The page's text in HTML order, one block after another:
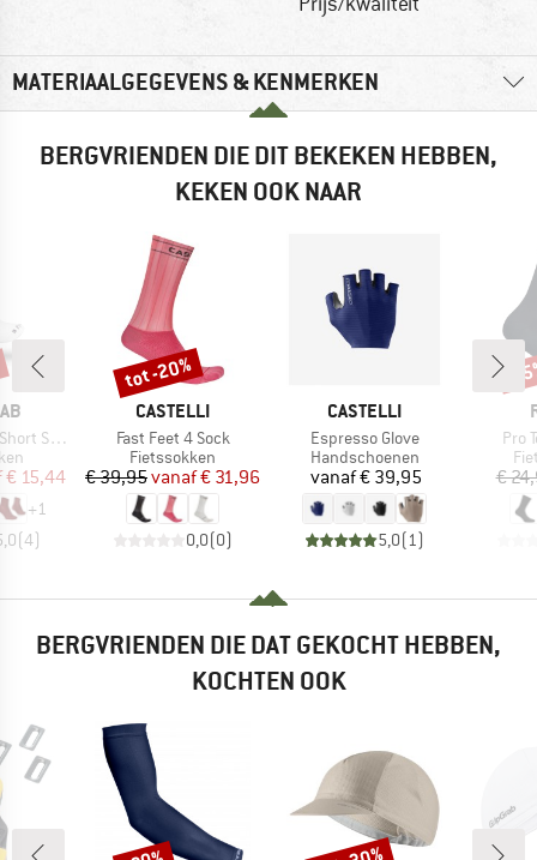
MATERIAALGEGEVENS & KENMERKEN
BERGVRIENDEN DIE DIT BEKEKEN HEBBEN,
KEKEN OOK NAAR
Sock
prijs
€ 15,44
+1
(4)
MERK
CASTELLI
Artikel
Fast Feet 4 Sock
Productgroep
Fietssokken
Prijs
€ 39,95 Verlaagde prijs
vanaf€ 31,96
0,0(0)
Korting
tot -20%
MERK
CASTELLI
Artikel
Espresso Glove
Productgroep
Handschoenen
Prijs
vanaf€ 39,95
5,0( 1)
Pro
€
-
BERGVRIENDEN DIE DAT GEKOCHT HEBBEN,
KOCHTEN OOK